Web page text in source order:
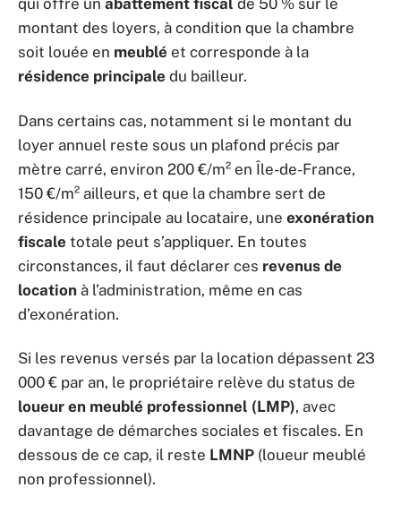
qui offre un abattement fiscal de 50 % sur le
montant des loyers, à condition que la chambre
soit louée en meublé et corresponde à la
résidence principale du bailleur.
Dans certains cas, notamment si le montant du
loyer annuel reste sous un plafond précis par
mètre carré, environ 200 €/m² en Île-de-France,
150 €/m² ailleurs, et que la chambre sert de
résidence principale au locataire, une exonération
fiscale totale peut s’appliquer. En toutes
circonstances, il faut déclarer ces revenus de
location à l’administration, même en cas
d’exonération.
Si les revenus versés par la location dépassent 23
000 € par an, le propriétaire relève du status de
loueur en meublé professionnel (LMP), avec
davantage de démarches sociales et fiscales. En
dessous de ce cap, il reste LMNP (loueur meublé
non professionnel).